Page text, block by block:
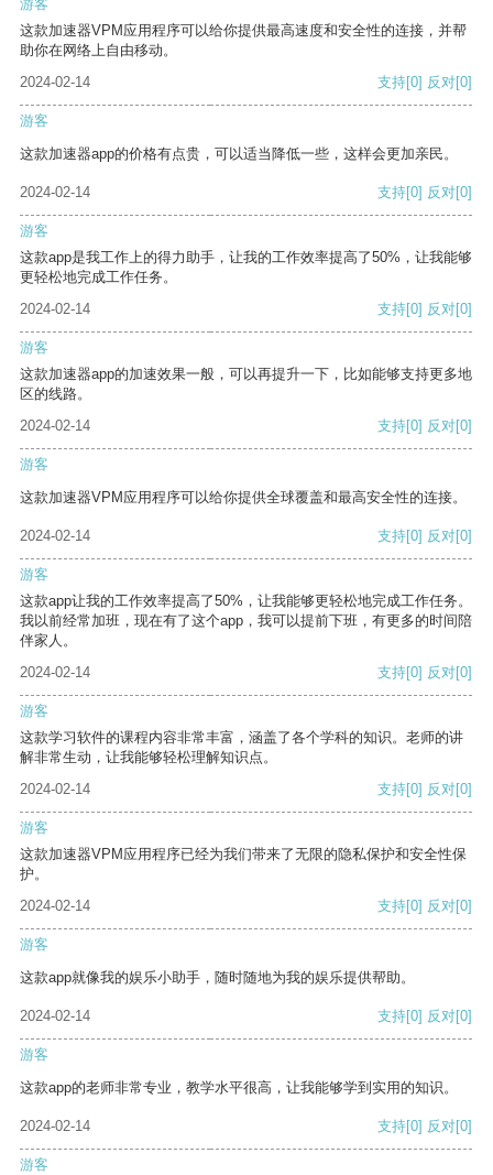
游客
这款加速器VPM应用程序可以给你提供最高速度和安全性的连接，并帮
助你在网络上自由移动。
2024-02-14
支持[0] 反对[0]
游客
这款加速器app的价格有点贵，可以适当降低一些，这样会更加亲民。
2024-02-14 支持[0] 反对[0]
游客
这款app是我工作上的得力助手，让我的工作效率提高了50%，让我能够
更轻松地完成工作任务。
2024-02-14
支持[0] 反对[0]
游客
这款加速器app的加速效果一般，可以再提升一下，比如能够支持更多地
区的线路。
2024-02-14
支持[0] 反对[0]
游客
这款加速器VPM应用程序可以给你提供全球覆盖和最高安全性的连接。
2024-02-14 支持[0] 反对[0]
游客
这款app让我的工作效率提高了50%，让我能够更轻松地完成工作任务。
我以前经常加班，现在有了这个app，我可以提前下班，有更多的时间陪
伴家人。
2024-02-14
支持[0] 反对[0]
游客
这款学习软件的课程内容非常丰富，涵盖了各个学科的知识。老师的讲
解非常生动，让我能够轻松理解知识点。
2024-02-14
支持[0] 反对[0]
游客
这款加速器VPM应用程序已经为我们带来了无限的隐私保护和安全性保
护。
2024-02-14
支持[0] 反对[0]
游客
这款app就像我的娱乐小助手，随时随地为我的娱乐提供帮助。
2024-02-14 支持[0] 反对[0]
游客
这款app的老师非常专业，教学水平很高，让我能够学到实用的知识。
2024-02-14 支持[0] 反对[0]
游客